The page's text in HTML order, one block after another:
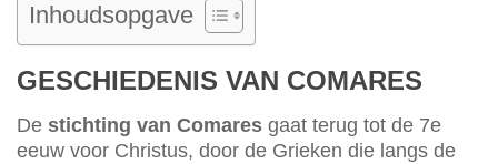
Inhoudsopgave
GESCHIEDENIS VAN COMARES
De stichting van Comares gaat terug tot de 7e
eeuw voor Christus, door de Grieken die langs de